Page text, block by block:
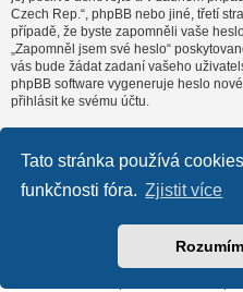
Tato stránka používá
funkčnosti fóra. Zjistit více
Rozumím
Czech Rep.“, phpBB nebo jiné, třetí
případě, že byste zapomněli vaše
„Zapomněl jsem své heslo“
vás bude žádat zadaní vašeho
phpBB software vygeneruje heslo
přihlásit ke svému účtu.
Obsah fóra
Založeno naphpBB®